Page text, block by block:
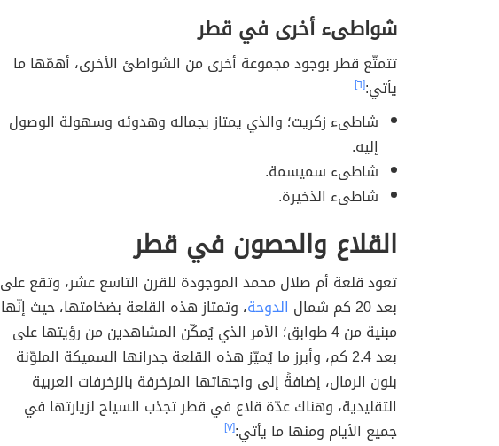
شواطىء أخرى في قطر
تتمتّع قطر بوجود مجموعة أخرى من الشواطئ الأخرى، أهمّها ما
يأتي:[٦]
شاطىء زكريت؛ والذي يمتاز بجماله وهدوئه وسهولة الوصول
إليه.
شاطىء سميسمة.
شاطىء الذخيرة.
القلاع والحصون في قطر
تعود قلعة أم صلال محمد الموجودة للقرن التاسع عشر، وتقع على
بعد 20 كم شمال
الدوحة، وتمتاز هذه القلعة بضخامتها، حيث إنّها
مبنية من 4 طوابق؛ الأمر الذي يُمكّن المشاهدين من رؤيتها على
بعد 2.4 كم، وأبرز ما يُميّز هذه القلعة جدرانها السميكة الملوّنة
بلون الرمال، إضافةً إلى واجهاتها المزخرفة بالزخرفات العربية
التقليدية، وهناك عدّة قلاع في قطر تجذب السياح لزيارتها في
جميع الأيام ومنها ما يأتي:[٧]